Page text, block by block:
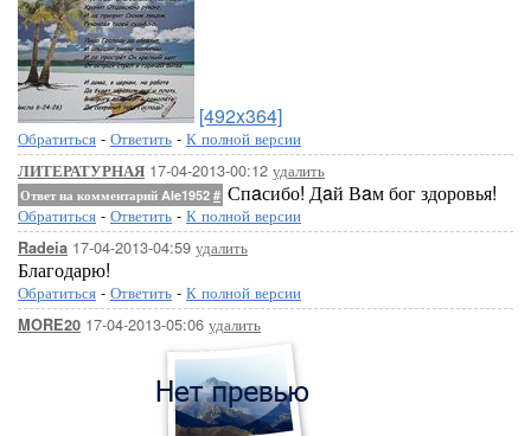
[492x364]
Обратиться - Ответить - К полной версии
ЛИТЕРАТУРНАЯ 17-04-2013-00:12 удалить
Ответ на комментарий Ale1952 # Спaсибо! Дaй Вaм бог здоровья!
Обратиться - Ответить - К полной версии
Radeia 17-04-2013-04:59 удалить
Благодарю!
Обратиться - Ответить - К полной версии
MORE20 17-04-2013-05:06 удалить